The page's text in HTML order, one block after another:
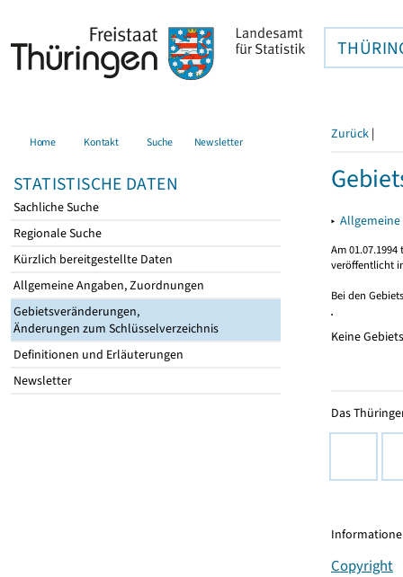
Home Kontakt Suche Newsletter
STATISTISCHE DATEN
Sachliche Suche
Regionale Suche
Kürzlich bereitgestellte Daten
Allgemeine Angaben, Zuordnungen
Gebietsveränderungen,
Änderungen zum Schlüsselverzeichnis
Definitionen und Erläuterungen
Newsletter
Zurück |
▸
Am
veröffentlicht
Bei den
Keine
Das
Copyright